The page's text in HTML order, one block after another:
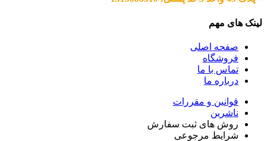
لینک های مهم
صفحه اصلی
فروشگاه
تماس با ما
درباره ما
قوانین و مقررات
ناشرین
روش های ثبت سفارش
شرایط مرجوعی